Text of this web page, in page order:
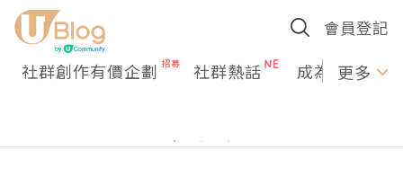
會員登記
社群創作有價企劃 社群熱話 成為U更多